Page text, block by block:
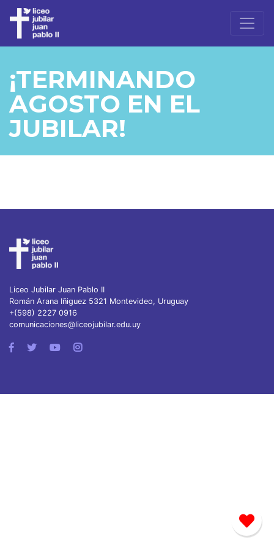
¡TERMINANDO
AGOSTO EN EL
JUBILAR!
Liceo Jubilar Juan Pablo II
Román Arana Iñiguez 5321 Montevideo, Uruguay
+(598) 2227 0916
comunicaciones@liceojubilar.edu.uy